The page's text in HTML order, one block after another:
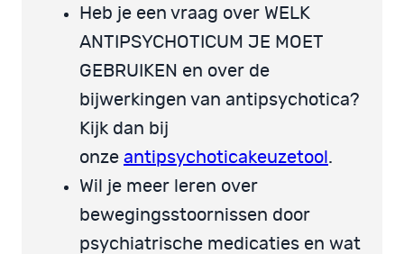
Heb je een vraag over WELK
ANTIPSYCHOTICUM JE MOET
GEBRUIKEN en over de
bijwerkingen van antipsychotica?
Kijk dan bij
onze antipsychoticakeuzetool .
Wil je meer leren over
bewegingsstoornissen door
psychiatrische medicaties en wat